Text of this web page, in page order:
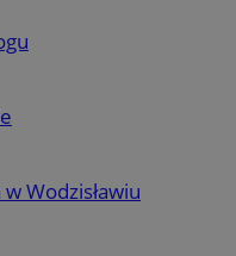
Wodzisławiu